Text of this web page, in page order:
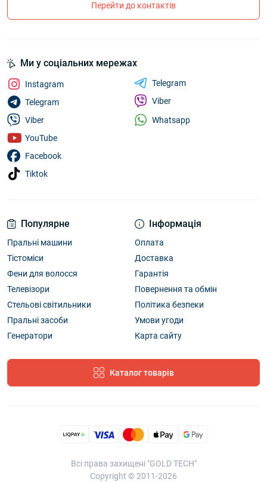
Перейти до контактів
Популярне
Пральні машини
Тістоміси
Фени для волосся
Телевізори
Стельові світильники
Пральні засоби
Генератори
Інформація
Оплата
Доставка
Гарантія
Повернення та обмін
Політика безпеки
Умови угоди
Карта сайту
Каталог товарів
Ми у соціальних мережах
Instagram
Telegram
Viber
YouTube
Facebook
Tiktok
Telegram
Viber
Whatsapp
Всі права захищені "GOLD TECH"
Copyright © 2011-2026